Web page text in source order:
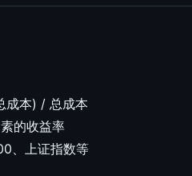
成本) / 总成本
的收益率
、上证指数等